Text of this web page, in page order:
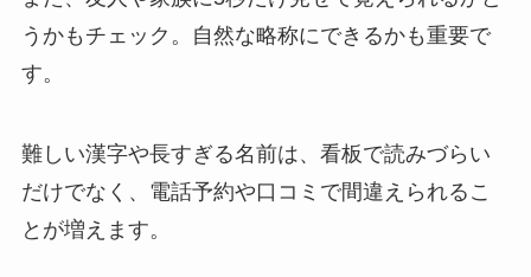
うかもチェック。自然な略称にできるかも重要で
す。
難しい漢字や長すぎる名前は、看板で読みづらい
だけでなく、電話予約や口コミで間違えられるこ
とが増えます。